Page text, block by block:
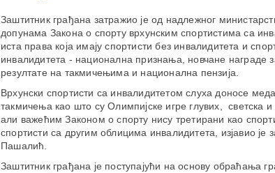
Заштитник грађана затражио је од надлежног
допунама Закона о спорту врхунским спортистима са
иста права која имају спортисти без инвалидитета и
инвалидитета - национална признања, новчане награде
резултате на такмичењима и национална пензија.
Врхунски спортисти са инвалидитетом слуха доносе
такмичења као што су Олимпијске игре глувих, светска и
али важећим Законом о спорту нису третирани као
спортисти са другим облицима инвалидитета, изјавио је
Пашалић.
Заштитник грађана је поступајући на основу обраћања